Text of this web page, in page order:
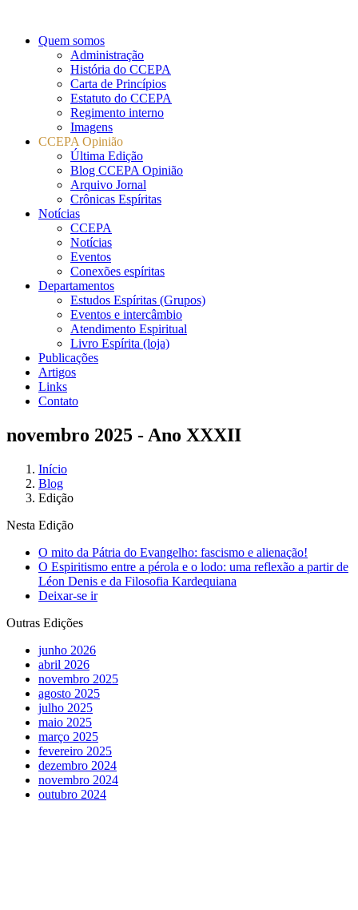
Quem somos
Administração
História do CCEPA
Carta de Princípios
Estatuto do CCEPA
Regimento interno
Imagens
CCEPA Opinião
Última Edição
Blog CCEPA Opinião
Arquivo Jornal
Crônicas Espíritas
Notícias
CCEPA
Notícias
Eventos
Conexões espíritas
Departamentos
Estudos Espíritas (Grupos)
Eventos e intercâmbio
Atendimento Espiritual
Livro Espírita (loja)
Publicações
Artigos
Links
Contato
novembro 2025 - Ano XXXII
Início
Blog
Edição
Nesta Edição
O mito da Pátria do Evangelho: fascismo e alienação!
O Espiritismo entre a pérola e o lodo: uma reflexão a partir de
Léon Denis e da Filosofia Kardequiana
Deixar-se ir
Outras Edições
junho 2026
abril 2026
novembro 2025
agosto 2025
julho 2025
maio 2025
março 2025
fevereiro 2025
dezembro 2024
novembro 2024
outubro 2024